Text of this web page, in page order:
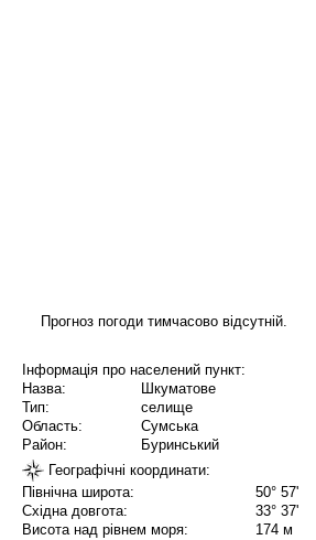
Прогноз погоди тимчасово відсутній.
Інформація про населений пункт:
Назва:
Шкуматове
Тип:
селище
Область:
Сумська
Район:
Буринський
Географічні координати:
Північна широта:
50° 57'
Східна довгота:
33° 37'
Висота над рівнем моря:
174 м